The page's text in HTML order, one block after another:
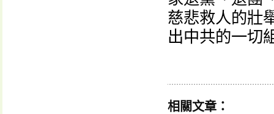
慈悲救人的壯
出中共的一切
相關文章：